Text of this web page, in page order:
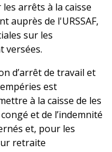
arrêts à la caisse
auprès de l'URSSAF,
sur les
versées.
d’arrêt de travail et
est
à la caisse de les
et de l’indemnité
et, pour les
retraite